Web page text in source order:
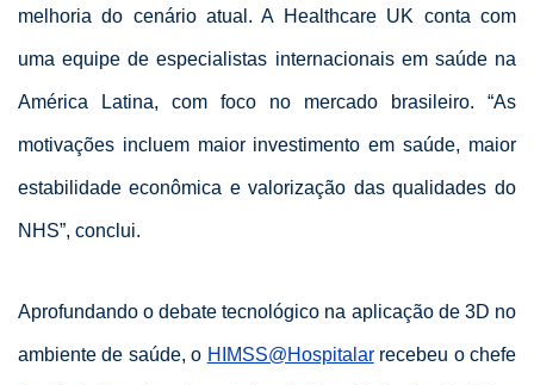
melhoria do cenário atual. A Healthcare UK conta com
uma equipe de especialistas internacionais em saúde na
América Latina, com foco no mercado brasileiro. “As
motivações incluem maior investimento em saúde, maior
estabilidade econômica e valorização das qualidades do
NHS”, conclui.
Aprofundando o debate tecnológico na aplicação de 3D no
ambiente de saúde, o HIMSS@Hospitalarrecebeu o chefe